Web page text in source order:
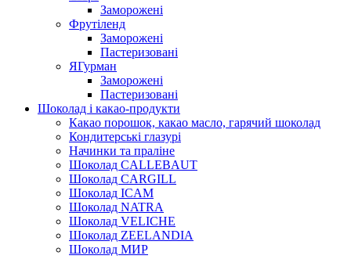
Заморожені
Фрутіленд
Заморожені
Пастеризовані
ЯГурман
Заморожені
Пастеризовані
Шоколад і какао-продукти
Какао порошок, какао масло, гарячий шоколад
Кондитерські глазурі
Начинки та праліне
Шоколад CALLEBAUT
Шоколад CARGILL
Шоколад ICAM
Шоколад NATRA
Шоколад VELICHE
Шоколад ZEELANDIA
Шоколад МИР